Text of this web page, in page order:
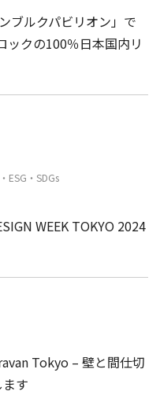
ブルクパビリオン」で
ックの100％日本国内リ
ESG・SDGs
WEEK TOKYO 2024
Tokyo – 壁と間仕切
す